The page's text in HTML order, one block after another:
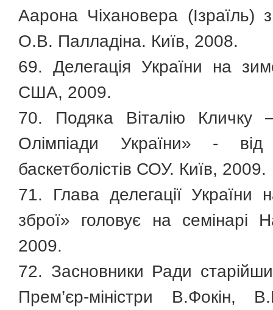
Аарона Чіхановера (Ізраїль) з
О.В. Палладіна. Київ, 2008.
69. Делегація України на
США, 2009.
70. Подяка Віталію Кличку
Олімпіади України» -
баскетболістів СОУ. Київ, 2009.
71. Глава делегації України
зброї» головує на семінарі
2009.
72. Засновники Ради
Прем’єр-міністри В.Фокін,